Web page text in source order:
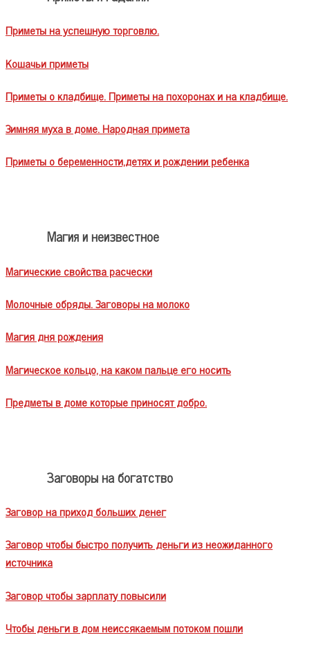
Приметы на успешную торговлю.
Кошачьи приметы
Приметы о кладбище. Приметы на похоронах и на кладбище.
Зимняя муха в доме. Народная примета
Приметы о беременности,детях и рождении ребенка
Магия и неизвестное
Магические свойства расчески
Молочные обряды. Заговоры на молоко
Магия дня рождения
Магическое кольцо, на каком пальце его носить
Предметы в доме которые приносят добро.
Заговоры на богатство
Заговор на приход больших денег
Заговор чтобы быстро получить деньги из неожиданного
источника
Заговор чтобы зарплату повысили
Чтобы деньги в дом неиссякаемым потоком пошли